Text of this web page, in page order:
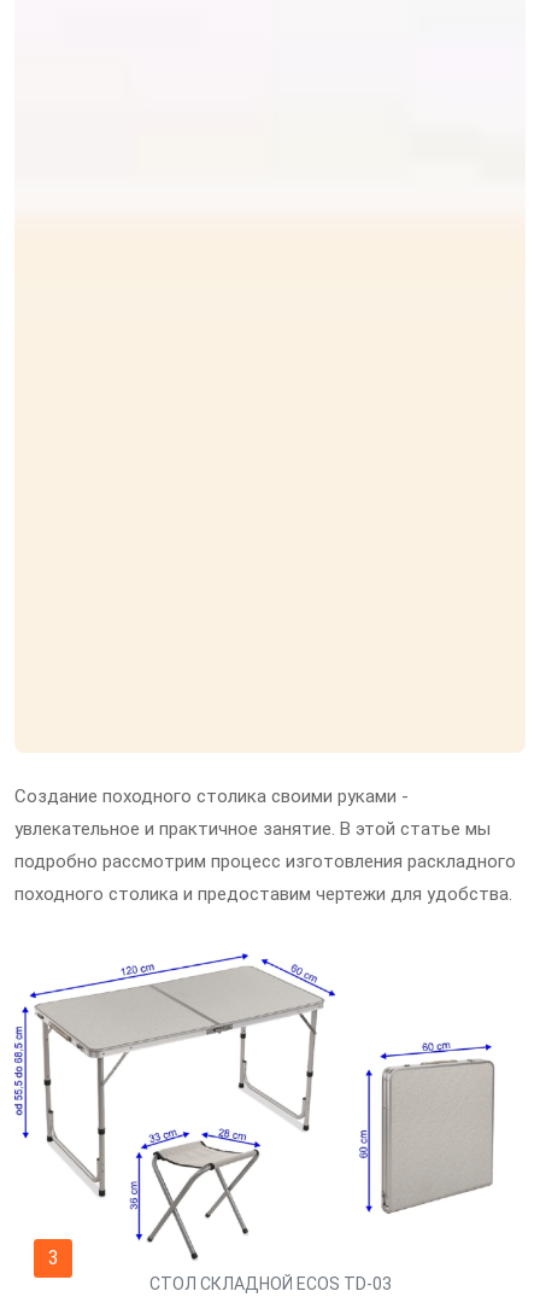
Создание походного столика своими руками -
увлекательное и практичное занятие. В этой статье мы
подробно рассмотрим процесс изготовления раскладного
походного столика и предоставим чертежи для удобства.
3
СТОЛ СКЛАДНОЙ ECOS TD-03